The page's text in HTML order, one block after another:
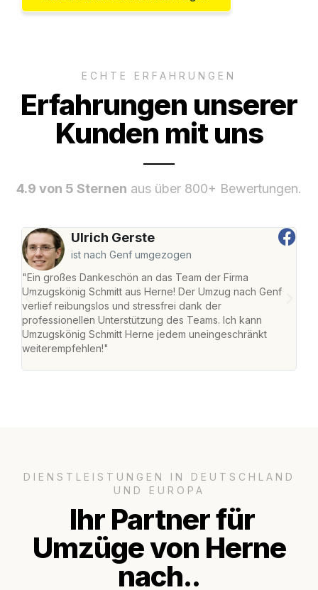
ECHTE ERFAHRUNGEN
Erfahrungen unserer
Kunden mit uns
4.9 von 5 Sternen aus über 800+ Bewertungen.
Ulrich Gerste
ist nach Genf umgezogen
"Ein großes Dankeschön an das Team der Firma
Umzugskönig Schmitt aus Herne! Der Umzug nach Genf
verlief reibungslos und stressfrei dank der
professionellen Unterstützung des Teams. Ich kann
Umzugskönig Schmitt Herne jedem uneingeschränkt
weiterempfehlen!"
DIENSTLEISTUNGEN IN DEUTSCHLAND
UND EUROPA
Ihr Partner für
Umzüge von Herne
nach..